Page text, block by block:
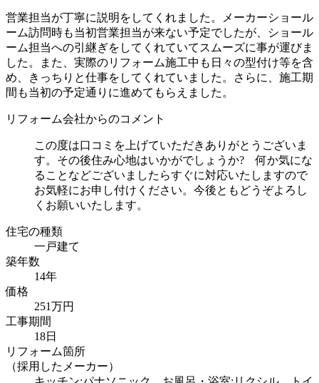
営業担当が丁寧に説明をしてくれました。メーカーショール
ーム訪問時も当初営業担当が来ない予定でしたが、ショール
ーム担当への引継ぎをしてくれていてスムーズに事が運びま
した。また、実際のリフォーム施工中も日々の型付け等を含
め、きっちりと仕事をしてくれていました。さらに、施工期
間も当初の予定通りに進めてもらえました。
リフォーム会社からのコメント
この度は口コミを上げていただきありがとうございま
す。その後住み心地はいかがでしょうか? 何か気にな
ることなどございましたらすぐに対応いたしますので
お気軽にお申し付けください。今後ともどうぞよろし
くお願いいたします。
住宅の種類
一戸建て
築年数
14年
価格
251万円
工事期間
18日
リフォーム箇所
（採用したメーカー）